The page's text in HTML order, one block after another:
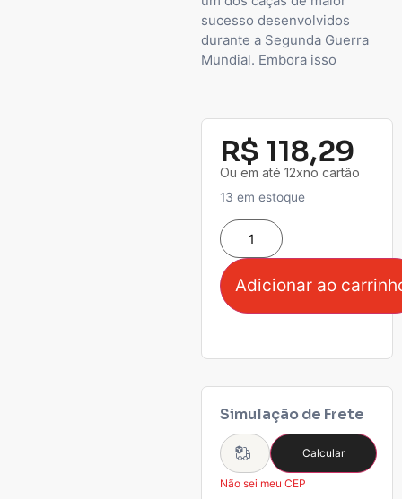
sucesso desenvolvidos
durante a Segunda Guerra
Mundial. Embora isso
R$ 118,29
Ou em até 12xno cartão
13 em estoque
Adicionar ao
Simulação de Frete
Calcular
Não sei meu CEP